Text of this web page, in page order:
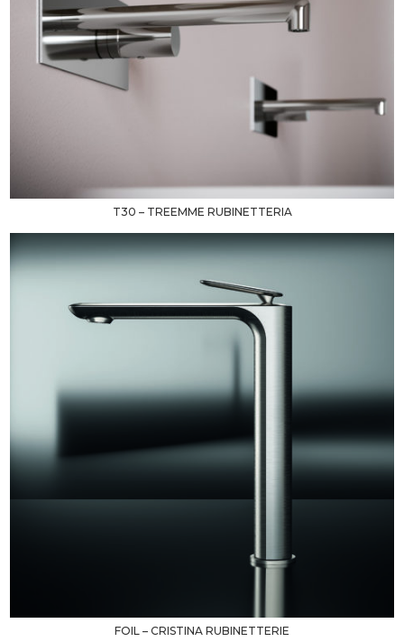
T30 – TREEMME RUBINETTERIA
FOIL – CRISTINA RUBINETTERIE